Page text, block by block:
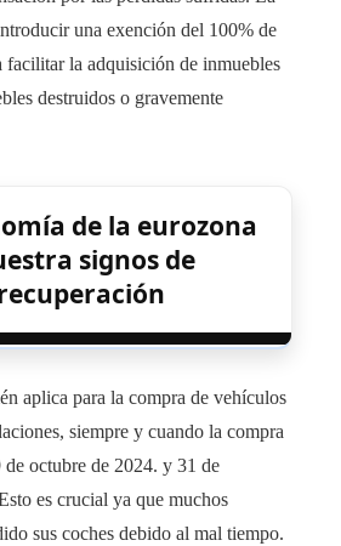
una exención del 100% de
facilitar la adquisición de inmuebles
destruidos o gravemente
de la eurozona
signos de
aplica para la compra de vehículos
siempre y cuando la compra
de octubre de 2024. y 31 de
es crucial ya que muchos
sus coches debido al mal tiempo.